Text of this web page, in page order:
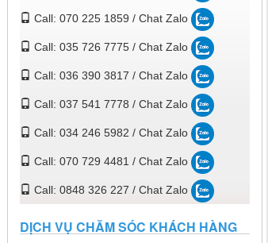
Call: 070 225 1859 / Chat Zalo
Call: 035 726 7775 / Chat Zalo
Call: 036 390 3817 / Chat Zalo
Call: 037 541 7778 / Chat Zalo
Call: 034 246 5982 / Chat Zalo
Call: 070 729 4481 / Chat Zalo
Call: 0848 326 227 / Chat Zalo
DỊCH VỤ CHĂM SÓC KHÁCH HÀNG